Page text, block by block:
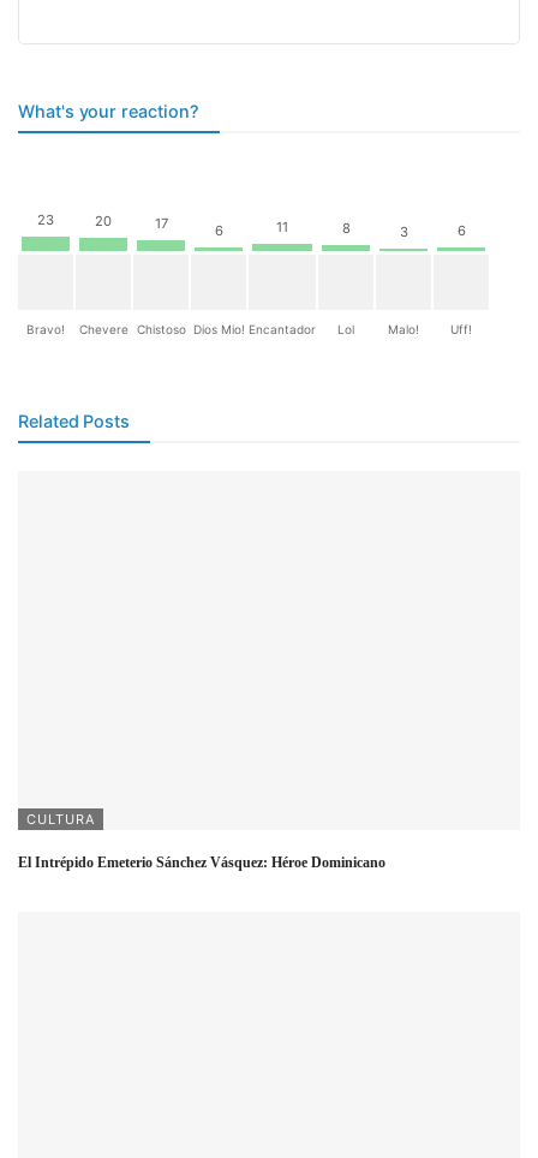
What's your reaction?
23
Bravo!
20
Chevere
17
Chistoso
6
Dios Mio!
11
Encantador
8
Lol
3
Malo!
6
Uff!
Related Posts
CULTURA
El Intrépido Emeterio Sánchez Vásquez: Héroe Dominicano